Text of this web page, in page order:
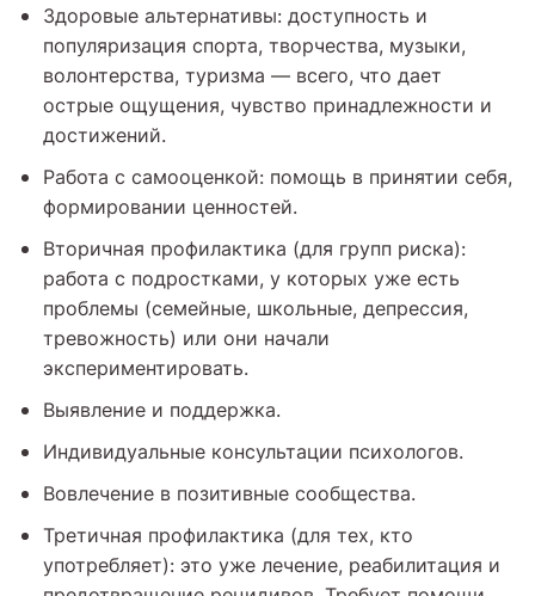
Здоровые альтернативы: доступность и
популяризация спорта, творчества, музыки,
волонтерства, туризма — всего, что дает
острые ощущения, чувство принадлежности и
достижений.
Работа с самооценкой: помощь в принятии себя,
формировании ценностей.
Вторичная профилактика (для групп риска):
работа с подростками, у которых уже есть
проблемы (семейные, школьные, депрессия,
тревожность) или они начали
экспериментировать.
Выявление и поддержка.
Индивидуальные консультации психологов.
Вовлечение в позитивные сообщества.
Третичная профилактика (для тех, кто
употребляет): это уже лечение, реабилитация и